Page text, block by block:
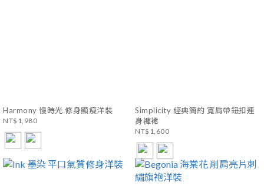
Harmony 慢時光 修身顯瘦洋裝
NT$1,980
Simplicity 經典簡約 寬肩帶鈕扣連
身褲裙
NT$1,600